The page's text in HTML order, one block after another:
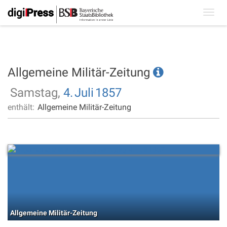
Allgemeine Militär-Zeitung
Samstag, 4.Juli 1857
enthält: Allgemeine Militär-Zeitung
Allgemeine Militär-Zeitung